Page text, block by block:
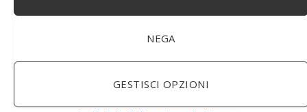
NEGA
GESTISCI OPZIONI
squali
viaggio weather